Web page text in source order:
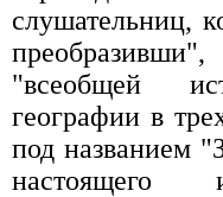
слушательниц,
"всеобщей
географии в
под названием
настоящего